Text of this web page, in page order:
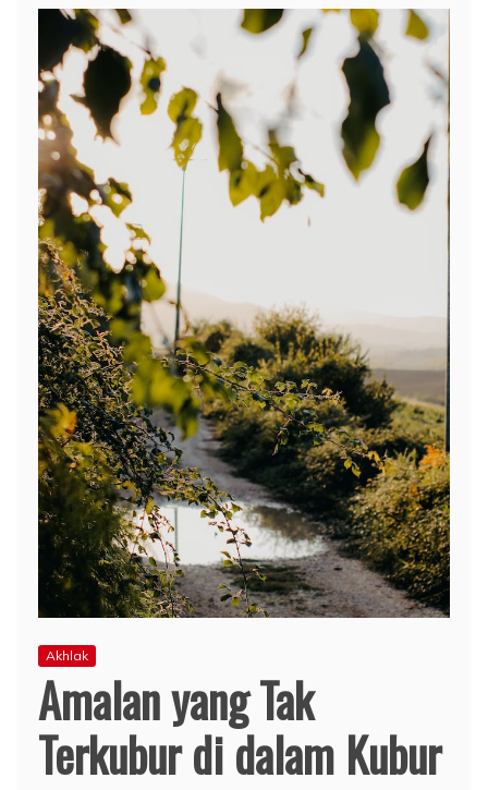
Akhlak
Amalan yang Tak
Terkubur di dalam Kubur